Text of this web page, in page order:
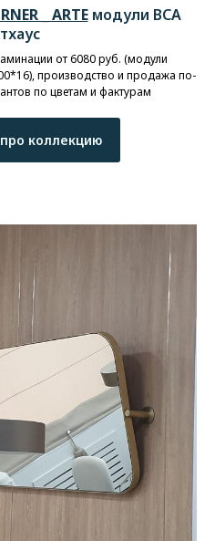
_ ARTEмодули BCA
от 6080 руб. (модули
производство и продажа по-
по цветам и фактурам
коллекцию